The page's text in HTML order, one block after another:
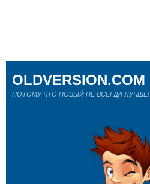
OLDVERSION.COM
ПОТОМУ ЧТО НОВЫЙ НЕ ВСЕГДА ЛУЧШЕ!